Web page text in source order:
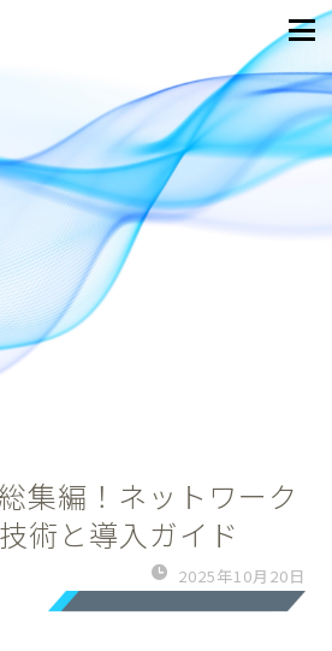
集編！ネットワーク
術と導入ガイド
2025年10月20日